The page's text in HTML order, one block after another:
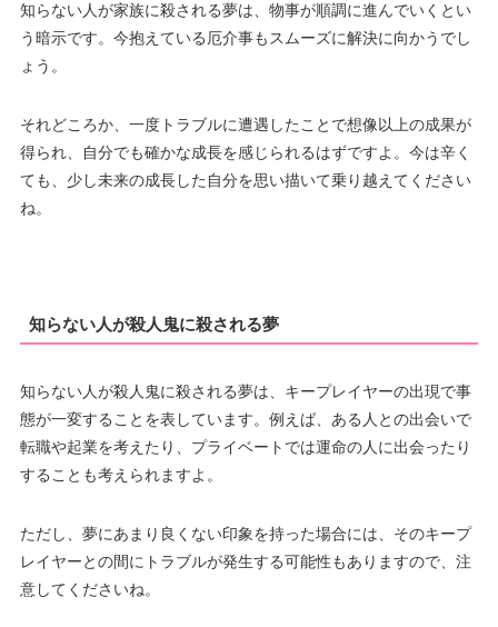
知らない人が家族に殺される夢は、物事が順調に進んでいくとい
う暗示です。今抱えている厄介事もスムーズに解決に向かうでし
ょう。
それどころか、一度トラブルに遭遇したことで想像以上の成果が
得られ、自分でも確かな成長を感じられるはずですよ。今は辛く
ても、少し未来の成長した自分を思い描いて乗り越えてください
ね。
知らない人が殺人鬼に殺される夢
知らない人が殺人鬼に殺される夢は、キープレイヤーの出現で事
態が一変することを表しています。例えば、ある人との出会いで
転職や起業を考えたり、プライベートでは運命の人に出会ったり
することも考えられますよ。
ただし、夢にあまり良くない印象を持った場合には、そのキープ
レイヤーとの間にトラブルが発生する可能性もありますので、注
意してくださいね。